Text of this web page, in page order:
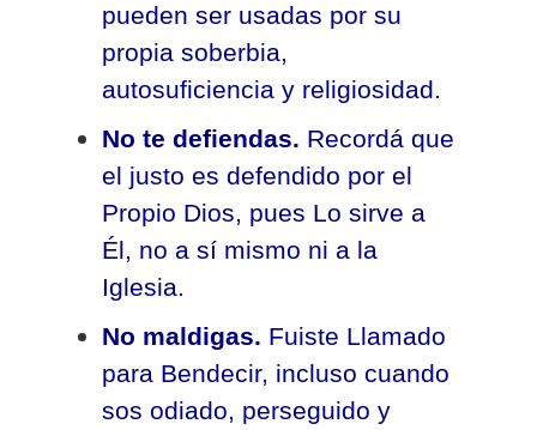
pueden ser usadas por su
propia soberbia,
autosuficiencia y religiosidad.
No te defiendas. Recordá que
el justo es defendido por el
Propio Dios, pues Lo sirve a
Él, no a sí mismo ni a la
Iglesia.
No maldigas. Fuiste Llamado
para Bendecir, incluso cuando
sos odiado, perseguido y